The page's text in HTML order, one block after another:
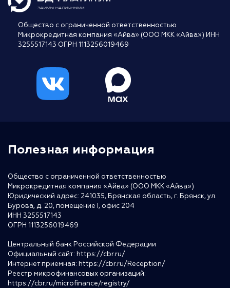
Общество с ограниченной ответственностью
Микрокредитная компания «Айва» (ООО МКК «Айва») ИНН
3255517143 ОГРН 1113256019469
Полезная информация
Общество с ограниченной ответственностью
Микрокредитная компания «Айва» (ООО МКК «Айва»)
Юридический адрес: 241035, Брянская область, г. Брянск, ул.
Бурова, д. 20, помещение I, офис 204
ИНН 3255517143
ОГРН 1113256019469
Центральный банк Российской Федерации
Официальный сайт: https://cbr.ru/
Интернет приемная: https://cbr.ru/Reception/
Реестр микрофинансовых организаций:
https://cbr.ru/microfinance/registry/